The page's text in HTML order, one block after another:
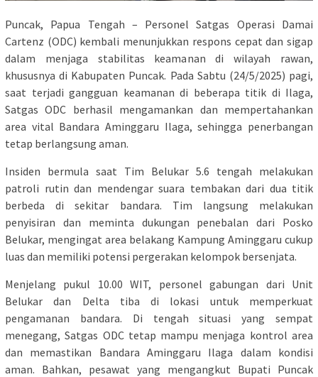
Puncak, Papua Tengah – Personel Satgas Operasi Damai
Cartenz (ODC) kembali menunjukkan respons cepat dan sigap
dalam menjaga stabilitas keamanan di wilayah rawan,
khususnya di Kabupaten Puncak. Pada Sabtu (24/5/2025) pagi,
saat terjadi gangguan keamanan di beberapa titik di Ilaga,
Satgas ODC berhasil mengamankan dan mempertahankan
area vital Bandara Aminggaru Ilaga, sehingga penerbangan
tetap berlangsung aman.
Insiden bermula saat Tim Belukar 5.6 tengah melakukan
patroli rutin dan mendengar suara tembakan dari dua titik
berbeda di sekitar bandara. Tim langsung melakukan
penyisiran dan meminta dukungan penebalan dari Posko
Belukar, mengingat area belakang Kampung Aminggaru cukup
luas dan memiliki potensi pergerakan kelompok bersenjata.
Menjelang pukul 10.00 WIT, personel gabungan dari Unit
Belukar dan Delta tiba di lokasi untuk memperkuat
pengamanan bandara. Di tengah situasi yang sempat
menegang, Satgas ODC tetap mampu menjaga kontrol area
dan memastikan Bandara Aminggaru Ilaga dalam kondisi
aman. Bahkan, pesawat yang mengangkut Bupati Puncak